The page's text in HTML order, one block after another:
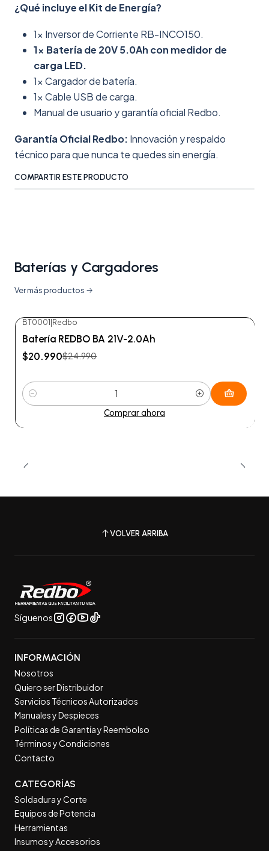
¿Qué incluye el Kit de Energía?
1x Inversor de Corriente RB-INCO150.
1x Batería de 20V 5.0Ah con medidor de
carga LED.
1x Cargador de batería.
1x Cable USB de carga.
Manual de usuario y garantía oficial Redbo.
Garantía Oficial Redbo: Innovación y respaldo
técnico para que nunca te quedes sin energía.
COMPARTIR ESTE PRODUCTO
Baterías y Cargadores
Ver más productos
BT0001|Redbo
Batería REDBO BA 21V-2.0Ah
$20.990$24.990
Cantidad
Comprar ahora
VOLVER ARRIBA
Síguenos
INFORMACIÓN
Nosotros
Quiero ser Distribuidor
Servicios Técnicos Autorizados
Manuales y Despieces
Políticas de Garantía y Reembolso
Términos y Condiciones
Contacto
CATEGORÍAS
Soldadura y Corte
Equipos de Potencia
Herramientas
Insumos y Accesorios